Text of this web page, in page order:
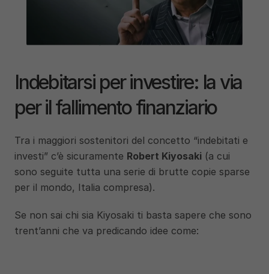
Indebitarsi per investire: la via
per il fallimento finanziario
Tra i maggiori sostenitori del concetto “indebitati e
investi” c’è sicuramente Robert Kiyosaki (a cui
sono seguite tutta una serie di brutte copie sparse
per il mondo, Italia compresa).
Se non sai chi sia Kiyosaki ti basta sapere che sono
trent’anni che va predicando idee come: